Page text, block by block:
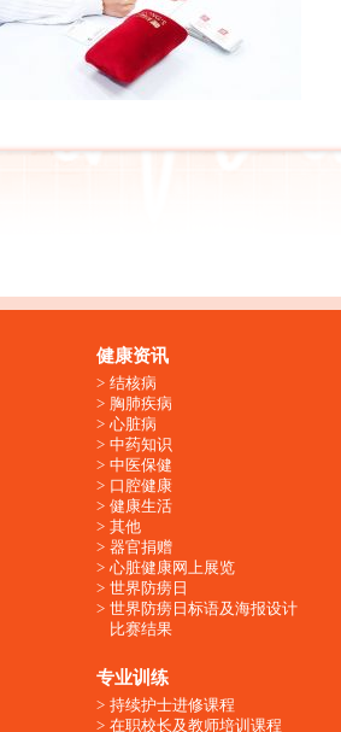
健康资讯
结核病
胸肺疾病
心脏病
中药知识
中医保健
口腔健康
健康生活
其他
器官捐赠
心脏健康网上展览
世界防痨日
世界防痨日标语及海报设计
比赛结果
专业训练
持续护士进修课程
在职校长及教师培训课程